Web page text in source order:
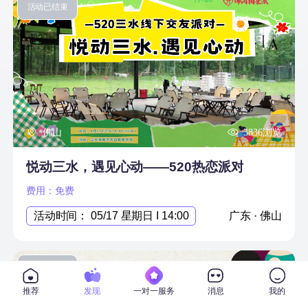
佛山 3836浏览
活动已结束
悦动三水，遇见心动——520热恋派对
费用：免费
活动时间： 05/17 星期日 I 14:00 广东 · 佛山
活动已结束
推荐 发现 一对一服务 消息 我的